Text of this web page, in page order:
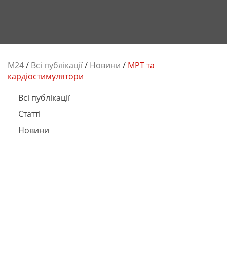
М24/ Всі публікації/ Новини / МРТ та
кардіостимулятори
Всі публікації
Cтатті
Новини